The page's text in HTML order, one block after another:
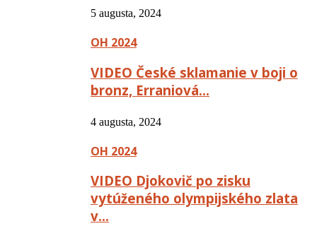
5 augusta, 2024
OH 2024
VIDEO České sklamanie v boji o
bronz, Erraniová…
4 augusta, 2024
OH 2024
VIDEO Djokovič po zisku
vytúženého olympijského zlata
v…